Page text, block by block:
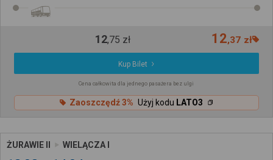
12,75 zł 12,37 zł
Kup Bilet
Cena całkowita dla jednego pasażera bez ulgi
Zaoszczędź 3% Użyj kodu LATO3
ŻURAWIE II WIELĄCZA I